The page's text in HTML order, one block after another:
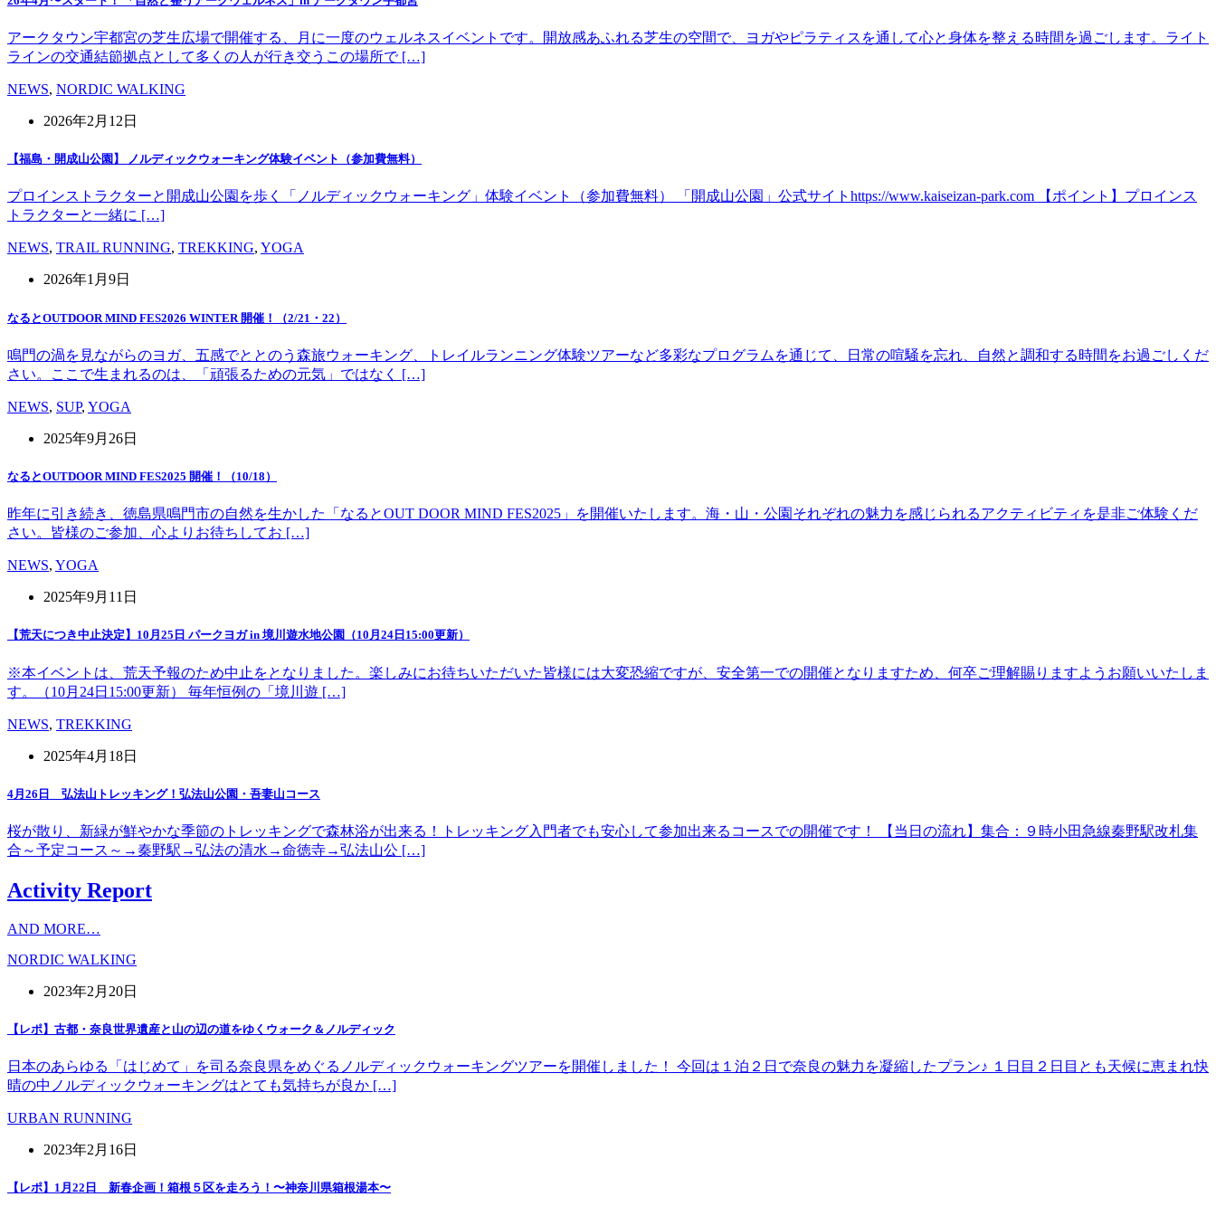
アークタウン宇都宮の芝生広場で開催する、月に一度のウェルネスイベントです。開放感あふれる芝生の空間で、ヨガやピラティスを通して心と身体を整える時間を過ごします。ライト
ラインの交通結節拠点として多くの人が行き交うこの場所で […]
NEWS, NORDIC WALKING
2026年2月12日
【福島・開成山公園】 ノルディックウォーキング体験イベント（参加費無料）
プロインストラクターと開成山公園を歩く「ノルディックウォーキング」体験イベント（参加費無料） 「開成山公園」公式サイトhttps://www.kaiseizan-park.com 【ポイント】プロインス
トラクターと一緒に […]
NEWS, TRAIL RUNNING, TREKKING, YOGA
2026年1月9日
なるとOUTDOOR MIND FES2026 WINTER 開催！（2/21・22）
鳴門の渦を見ながらのヨガ、五感でととのう森旅ウォーキング、トレイルランニング体験ツアーなど多彩なプログラムを通じて、日常の喧騒を忘れ、自然と調和する時間をお過ごしくだ
さい。ここで生まれるのは、「頑張るための元気」ではなく […]
NEWS, SUP, YOGA
2025年9月26日
なるとOUTDOOR MIND FES2025 開催！（10/18）
昨年に引き続き、徳島県鳴門市の自然を生かした「なるとOUT DOOR MIND FES2025」を開催いたします。海・山・公園それぞれの魅力を感じられるアクティビティを是非ご体験くだ
さい。皆様のご参加、心よりお待ちしてお […]
NEWS, YOGA
2025年9月11日
【荒天につき中止決定】10月25日 パークヨガ in 境川遊水地公園（10月24日15:00更新）
※本イベントは、荒天予報のため中止をとなりました。楽しみにお待ちいただいた皆様には大変恐縮ですが、安全第一での開催となりますため、何卒ご理解賜りますようお願いいたしま
す。（10月24日15:00更新） 毎年恒例の「境川遊 […]
NEWS, TREKKING
2025年4月18日
4月26日 弘法山トレッキング！弘法山公園・吾妻山コース
桜が散り、新緑が鮮やかな季節のトレッキングで森林浴が出来る！トレッキング入門者でも安心して参加出来るコースでの開催です！ 【当日の流れ】集合：９時小田急線秦野駅改札集
合～予定コース～→秦野駅→弘法の清水→命徳寺→弘法山公 […]
Activity Report
AND MORE…
NORDIC WALKING
2023年2月20日
【レポ】古都・奈良世界遺産と山の辺の道をゆくウォーク＆ノルディック
日本のあらゆる「はじめて」を司る奈良県をめぐるノルディックウォーキングツアーを開催しました！ 今回は１泊２日で奈良の魅力を凝縮したプラン♪ １日目２日目とも天候に恵まれ快
晴の中ノルディックウォーキングはとても気持ちが良か […]
URBAN RUNNING
2023年2月16日
【レポ】1月22日 新春企画！箱根５区を走ろう！〜神奈川県箱根湯本〜